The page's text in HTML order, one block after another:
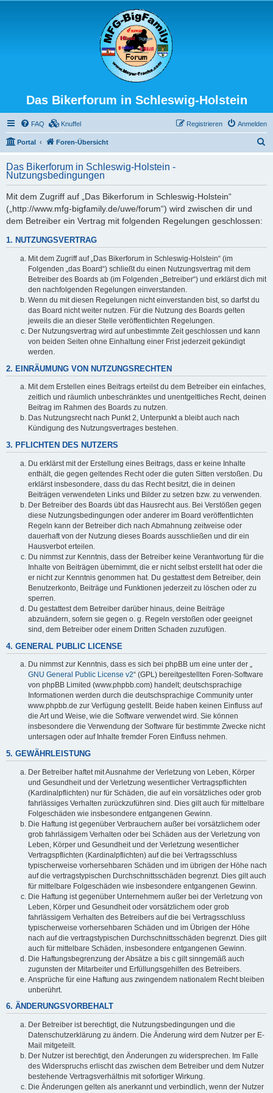
Das Bikerforum in Schleswig-Holstein
FAQ Knuffel Anmelden
Registrieren
Portal Foren-Übersicht
h
Das Bikerforum in Schleswig-Holstein -
Nutzungsbedingungen
Mit dem Zugriff auf „Das Bikerforum in Schleswig-Holstein“
(„http://www.mfg-bigfamily.de/uwe/forum“) wird zwischen dir und
dem Betreiber ein Vertrag mit folgenden Regelungen geschlossen:
1. NUTZUNGSVERTRAG
Mit dem Zugriff auf „Das Bikerforum in Schleswig-Holstein“ (im
Folgenden „das Board“) schließt du einen Nutzungsvertrag mit dem
Betreiber des Boards ab (im Folgenden „Betreiber“) und erklärst dich mit
den nachfolgenden Regelungen einverstanden.
Wenn du mit diesen Regelungen nicht einverstanden bist, so darfst du
das Board nicht weiter nutzen. Für die Nutzung des Boards gelten
jeweils die an dieser Stelle veröffentlichten Regelungen.
Der Nutzungsvertrag wird auf unbestimmte Zeit geschlossen und kann
von beiden Seiten ohne Einhaltung einer Frist jederzeit gekündigt
werden.
2. EINRÄUMUNG VON NUTZUNGSRECHTEN
Mit dem Erstellen eines Beitrags erteilst du dem Betreiber ein einfaches,
zeitlich und räumlich unbeschränktes und unentgeltliches Recht, deinen
Beitrag im Rahmen des Boards zu nutzen.
Das Nutzungsrecht nach Punkt 2, Unterpunkt a bleibt auch nach
Kündigung des Nutzungsvertrages bestehen.
3. PFLICHTEN DES NUTZERS
Du erklärst mit der Erstellung eines Beitrags, dass er keine Inhalte
enthält, die gegen geltendes Recht oder die guten Sitten verstoßen. Du
erklärst insbesondere, dass du das Recht besitzt, die in deinen
Beiträgen verwendeten Links und Bilder zu setzen bzw. zu verwenden.
Der Betreiber des Boards übt das Hausrecht aus. Bei Verstößen gegen
diese Nutzungsbedingungen oder anderer im Board veröffentlichten
Regeln kann der Betreiber dich nach Abmahnung zeitweise oder
dauerhaft von der Nutzung dieses Boards ausschließen und dir ein
Hausverbot erteilen.
Du nimmst zur Kenntnis, dass der Betreiber keine Verantwortung für die
Inhalte von Beiträgen übernimmt, die er nicht selbst erstellt hat oder die
er nicht zur Kenntnis genommen hat. Du gestattest dem Betreiber, dein
Benutzerkonto, Beiträge und Funktionen jederzeit zu löschen oder zu
sperren.
Du gestattest dem Betreiber darüber hinaus, deine Beiträge
abzuändern, sofern sie gegen o. g. Regeln verstoßen oder geeignet
sind, dem Betreiber oder einem Dritten Schaden zuzufügen.
4. GENERAL PUBLIC LICENSE
Du nimmst zur Kenntnis, dass es sich bei phpBB um eine unter der „
GNU General Public License v2“ (GPL) bereitgestellten Foren-Software
von phpBB Limited (www.phpbb.com) handelt; deutschsprachige
Informationen werden durch die deutschsprachige Community unter
www.phpbb.de zur Verfügung gestellt. Beide haben keinen Einfluss auf
die Art und Weise, wie die Software verwendet wird. Sie können
insbesondere die Verwendung der Software für bestimmte Zwecke nicht
untersagen oder auf Inhalte fremder Foren Einfluss nehmen.
5. GEWÄHRLEISTUNG
Der Betreiber haftet mit Ausnahme der Verletzung von Leben, Körper
und Gesundheit und der Verletzung wesentlicher Vertragspflichten
(Kardinalpflichten) nur für Schäden, die auf ein vorsätzliches oder grob
fahrlässiges Verhalten zurückzuführen sind. Dies gilt auch für mittelbare
Folgeschäden wie insbesondere entgangenen Gewinn.
Die Haftung ist gegenüber Verbrauchern außer bei vorsätzlichem oder
grob fahrlässigem Verhalten oder bei Schäden aus der Verletzung von
Leben, Körper und Gesundheit und der Verletzung wesentlicher
Vertragspflichten (Kardinalpflichten) auf die bei Vertragsschluss
typischerweise vorhersehbaren Schäden und im übrigen der Höhe nach
auf die vertragstypischen Durchschnittsschäden begrenzt. Dies gilt auch
für mittelbare Folgeschäden wie insbesondere entgangenen Gewinn.
Die Haftung ist gegenüber Unternehmern außer bei der Verletzung von
Leben, Körper und Gesundheit oder vorsätzlichem oder grob
fahrlässigem Verhalten des Betreibers auf die bei Vertragsschluss
typischerweise vorhersehbaren Schäden und im Übrigen der Höhe
nach auf die vertragstypischen Durchschnittsschäden begrenzt. Dies gilt
auch für mittelbare Schäden, insbesondere entgangenen Gewinn.
Die Haftungsbegrenzung der Absätze a bis c gilt sinngemäß auch
zugunsten der Mitarbeiter und Erfüllungsgehilfen des Betreibers.
Ansprüche für eine Haftung aus zwingendem nationalem Recht bleiben
unberührt.
6. ÄNDERUNGSVORBEHALT
Der Betreiber ist berechtigt, die Nutzungsbedingungen und die
Datenschutzerklärung zu ändern. Die Änderung wird dem Nutzer per E-
Mail mitgeteilt.
Der Nutzer ist berechtigt, den Änderungen zu widersprechen. Im Falle
des Widerspruchs erlischt das zwischen dem Betreiber und dem Nutzer
bestehende Vertragsverhältnis mit sofortiger Wirkung.
Die Änderungen gelten als anerkannt und verbindlich, wenn der Nutzer